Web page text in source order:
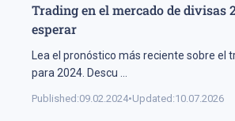
Trading en el mercado de divisas
esperar
Lea el pronóstico más reciente sobre el
para 2024. Descu ...
Published:09.02.2024•Updated:10.07.2026